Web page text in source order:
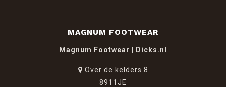
MAGNUM FOOTWEAR
Magnum Footwear | Dicks.nl
Over de kelders 8
8911JE